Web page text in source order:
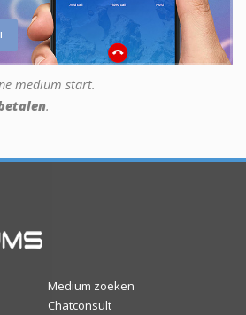
medium start.
.
Medium zoeken
Chatconsult